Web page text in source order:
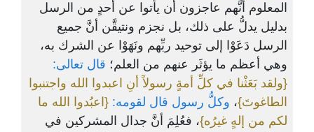
المعلوم أنَّهم عاجزون أن يأتوا عن أحدٍ من الرسل
بدليل يدلُّ على ذلك، بل نجزم ونتيقَّن أنَّ جميع
الرسل دَعَوْا إلى توحيد ربِّهم ونَهَوْا عن الشرك به،
وهي أعظم ما يؤثَر عنهم من العلم؛ قال تعالى:
{ولقد بَعَثْنا في كلِّ أمةٍ رسولاً أنِ اعبدوا الله واجتنبوا
الطاغوتَ}، وكلُّ رسول قال لقومه: {اعبُدوا الله ما
لكم من إلهٍ غيرُه}، فعُلِمَ أنَّ جدال المشركين في